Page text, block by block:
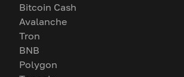
Bitcoin Cash
Avalanche
Tron
BNB
Polygon